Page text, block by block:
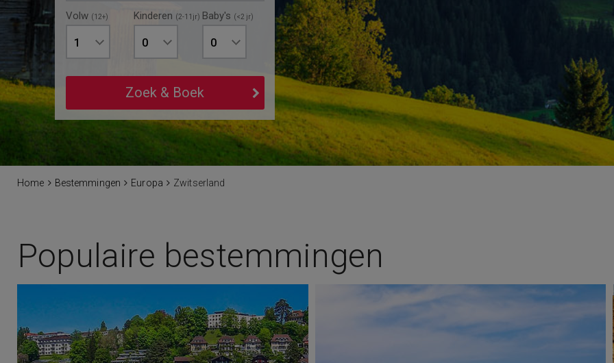
Volw (12+)
1
Kinderen (2-11jr)
0
Baby's (<2 jr)
0
Zoek & Boek
Home Bestemmingen Europa Zwitserland
Populaire bestemmingen